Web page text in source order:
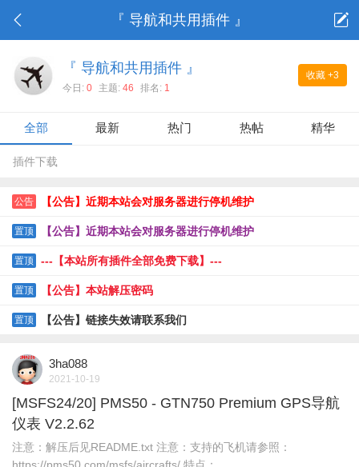
『 导航和共用插件 』
收藏 +3
『 导航和共用插件 』
今日:0 主题:46 排名: 1
全部 最新 热门 热帖 精华
插件下载
公告 【公告】近期本站会对服务器进行停机维护
置顶 【公告】近期本站会对服务器进行停机维护
置顶 ---【本站所有插件全部免费下载】---
置顶 【公告】本站解压密码
置顶 【公告】链接失效请联系我们
3ha088
2021-10-19
[MSFS24/20] PMS50 - GTN750 Premium GPS导航
仪表 V2.2.62
注意：解压后见README.txt 注意：支持的飞机请参照：